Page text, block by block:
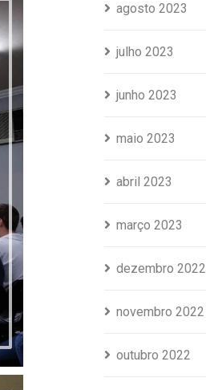
agosto 2023
julho 2023
junho 2023
maio 2023
abril 2023
março 2023
dezembro 2022
novembro 2022
outubro 2022